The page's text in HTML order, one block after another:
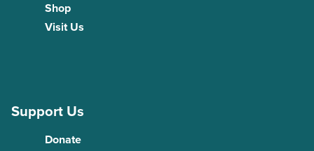
Shop
Visit Us
Support Us
Donate